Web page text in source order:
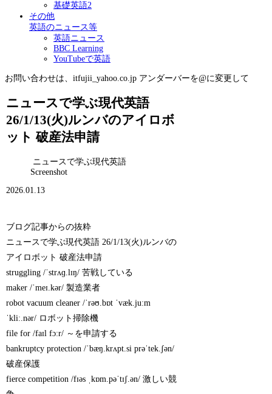
基礎英語2
その他
英語のニュース等
英語ニュース
BBC Learning
YouTubeで英語
お問い合わせは、itfujii_yahoo.co.jp アンダーバーを@に変更して
ニュースで学ぶ現代英語
26/1/13(火)ルンバのアイロボ
ット 破産法申請
ニュースで学ぶ現代英語
Screenshot
2026.01.13
ブログ記事からの抜粋
ニュースで学ぶ現代英語 26/1/13(火)ルンバの
アイロボット 破産法申請
struggling /ˈstrʌɡ.lɪŋ/ 苦戦している
maker /ˈmeɪ.kər/ 製造業者
robot vacuum cleaner /ˈrəʊ.bɒt ˈvæk.juːm
ˈkliː.nər/ ロボット掃除機
file for /faɪl fɔːr/ ～を申請する
bankruptcy protection /ˈbæŋ.krʌpt.si prəˈtek.ʃən/
破産保護
fierce competition /fɪəs ˌkɒm.pəˈtɪʃ.ən/ 激しい競